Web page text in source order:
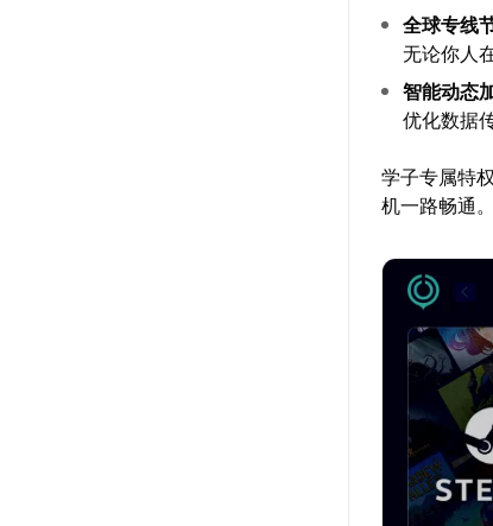
全球专线
无论你人
智能动态
优化数据
学子专属特
机一路畅通。